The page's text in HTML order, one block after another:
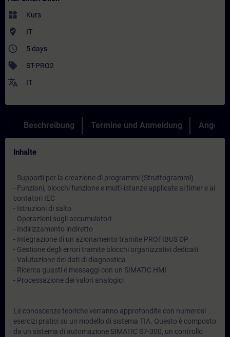
widgets Kurs
where_to_vote IT
access_time 5 days
sell ST-PRO2
translate IT
Beschreibung Termine und Anmeldung Angebot
Inhalte
- Supporti per la creazione di programmi (Struttogrammi)
- Funzioni, blocchi funzione e multi-istanze applicate ai timer e ai
contatori IEC
- Istruzioni di salto
- Operazioni sugli accumulatori
- Indirizzamento indiretto
- Integrazione di un azionamento tramite PROFIBUS DP
- Gestione degli errori tramite blocchi organizzativi dedicati
- Valutazione dei dati di diagnostica
- Ricerca guasti e messaggi con un SIMATIC HMI
- Processazione dei valori analogici
Le conoscenze teoriche verranno approfondite con numerosi
esercizi pratici su un modello di sistema TIA. Questo è composto
da un sistema di automazione SIMATIC S7-300, un controllo